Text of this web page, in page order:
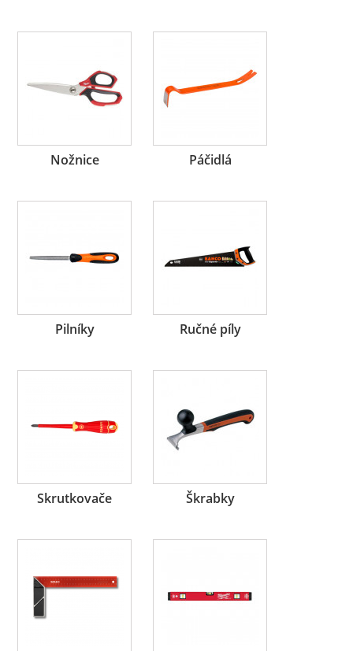
Nožnice Páčidlá
Pilníky Ručné píly
Skrutkovače Škrabky